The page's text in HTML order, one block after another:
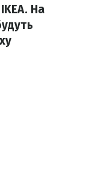
На